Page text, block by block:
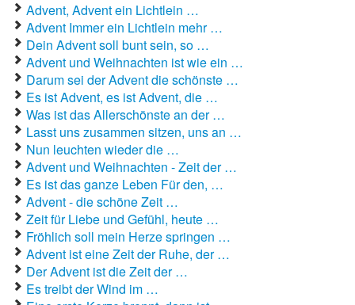
Advent, Advent ein Lichtlein …
Advent Immer ein Lichtlein mehr …
Dein Advent soll bunt sein, so …
Advent und Weihnachten ist wie ein …
Darum sei der Advent die schönste …
Es ist Advent, es ist Advent, die …
Was ist das Allerschönste an der …
Lasst uns zusammen sitzen, uns an …
Nun leuchten wieder die …
Advent und Weihnachten - Zeit der …
Es ist das ganze Leben Für den, …
Advent - die schöne Zeit …
Zeit für Liebe und Gefühl, heute …
Fröhlich soll mein Herze springen …
Advent ist eine Zeit der Ruhe, der …
Der Advent ist die Zeit der …
Es treibt der Wind im …